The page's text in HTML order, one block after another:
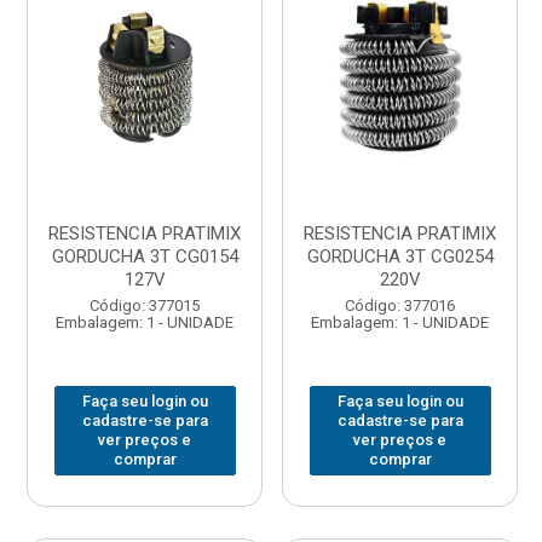
RESISTENCIA PRATIMIX
GORDUCHA 3T CG0154
127V
Código: 377015
Embalagem: 1 - UNIDADE
Faça seu login ou
cadastre-se para
ver preços e
comprar
RESISTENCIA PRATIMIX
GORDUCHA 3T CG0254
220V
Código: 377016
Embalagem: 1 - UNIDADE
Faça seu login ou
cadastre-se para
ver preços e
comprar